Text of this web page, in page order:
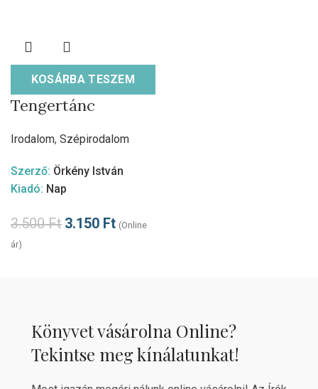
KOSÁRBA TESZEM
Tengertánc
Irodalom, Szépirodalom
Szerző: Örkény István
Kiadó: Nap
3.500Ft 3.150 Ft (Online
ár)
Könyvet vásárolna Online?
Tekintse meg kínálatunkat!